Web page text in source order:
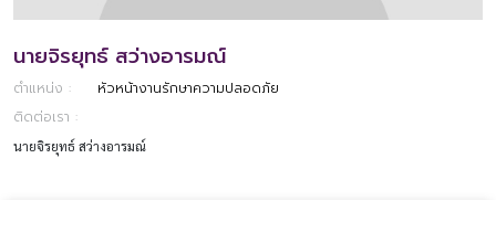
นายจิรยุทธ์ สว่างอารมณ์
ตำแหน่ง :
หัวหน้างานรักษาความปลอดภัย
ติดต่อเรา :
นายจิรยุทธ์ สว่างอารมณ์